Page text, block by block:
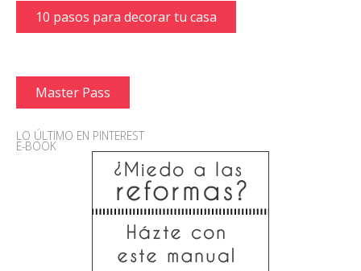
10 pasos para decorar tu casa
Master Pass
LO ÚLTIMO EN PINTEREST
E-BOOK